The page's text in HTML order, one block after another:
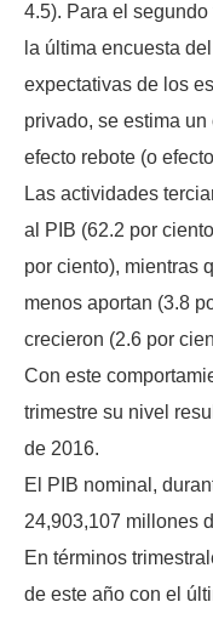
4.5). Para el
la última encuesta
expectativas de los
privado, se estima
efecto rebote (o
Las actividades
al PIB (62.2 por
por ciento), mientras
menos aportan (3.8
crecieron (2.6 por
Con este
trimestre su nivel
de 2016.
El PIB nominal,
24,903,107 millones
En términos
de este año con el